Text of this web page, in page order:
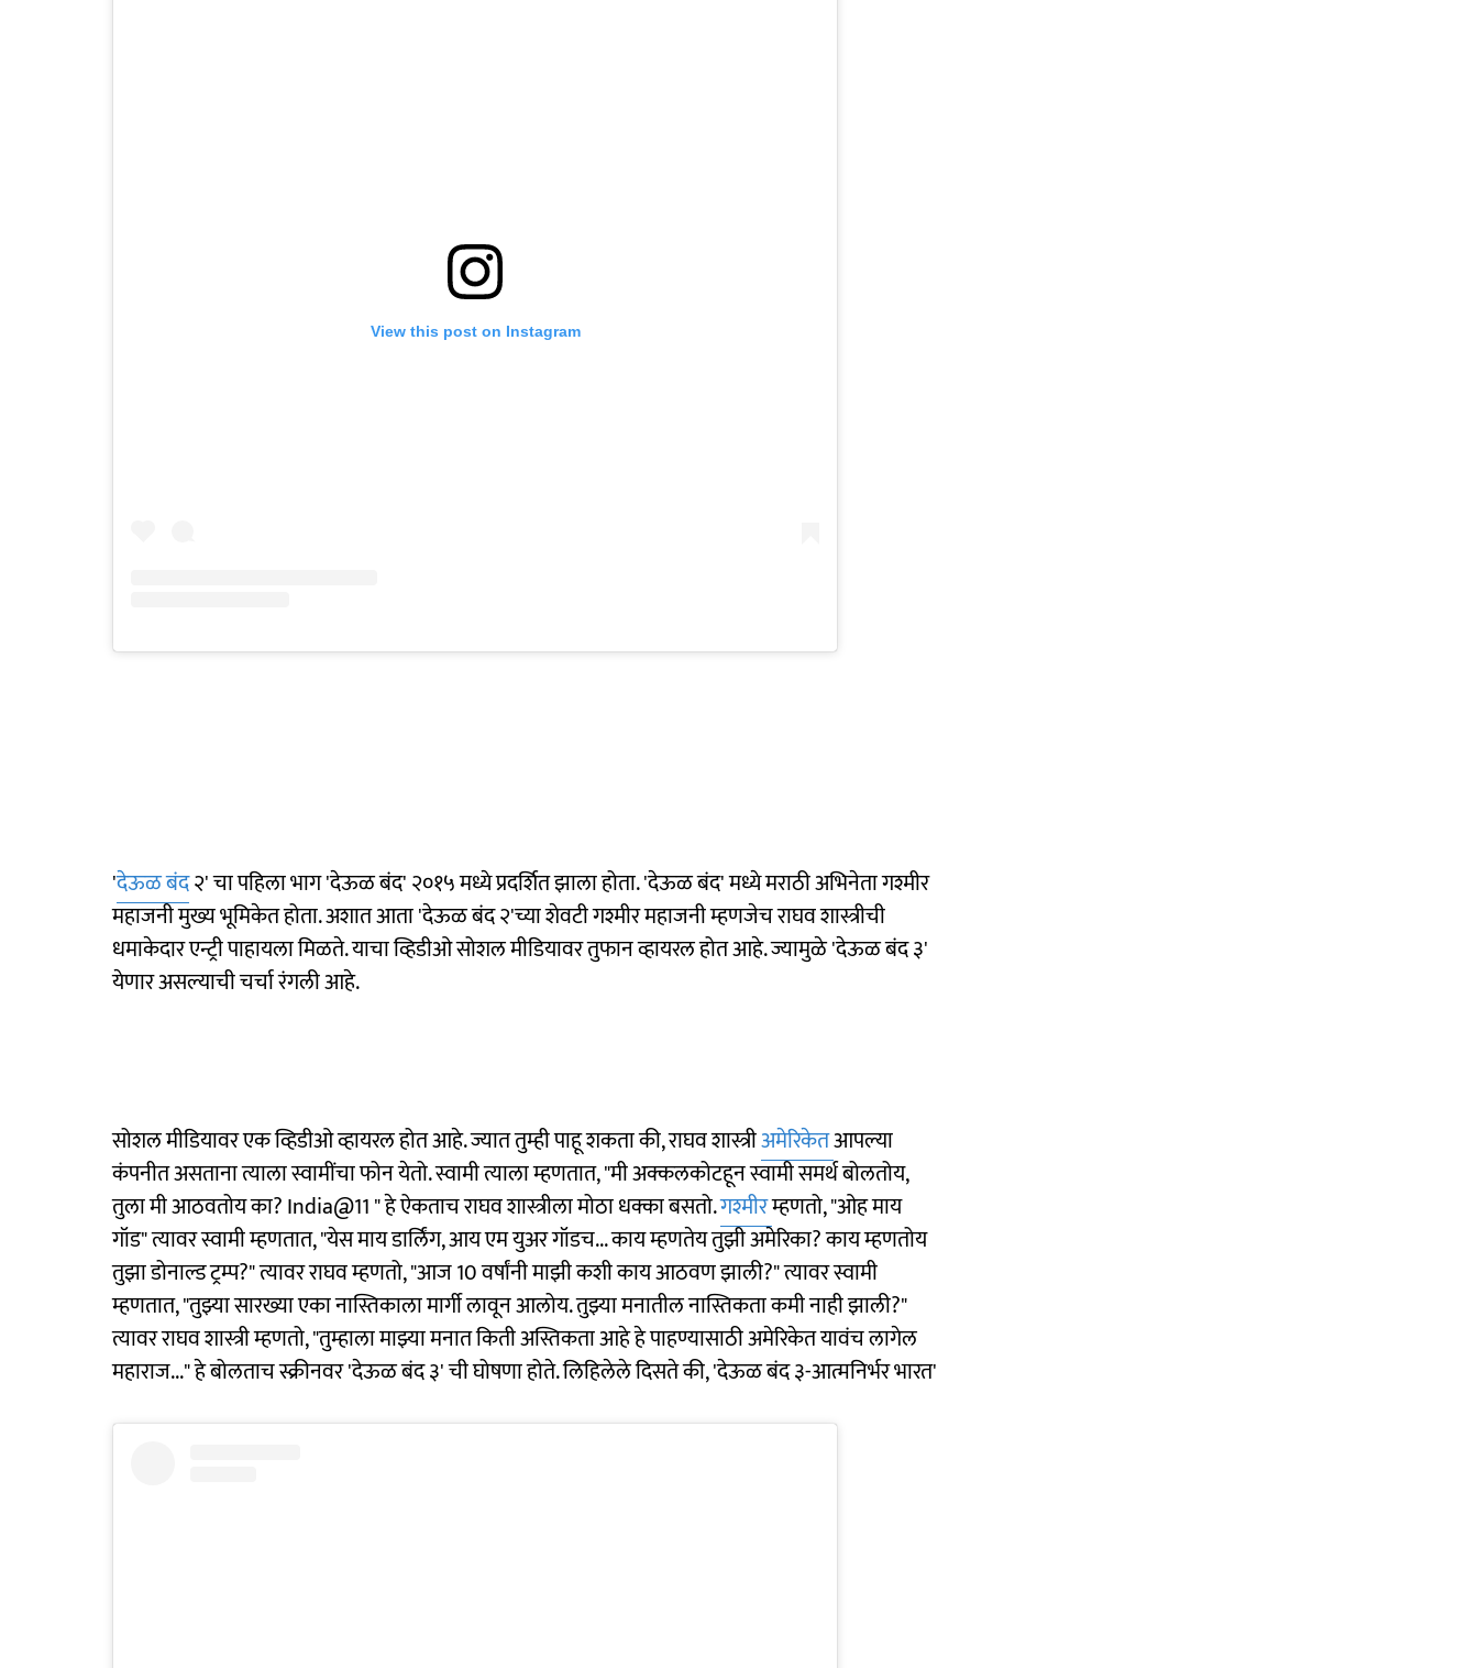
View this post on Instagram
'देऊळ बंद२' चा पहिला भाग 'देऊळ बंद' २०१५ मध्ये प्रदर्शित झाला होता. 'देऊळ बंद' मध्ये मराठी अभिनेता गश्मीर
महाजनी मुख्य भूमिकेत होता. अशात आता 'देऊळ बंद २'च्या शेवटी गश्मीर महाजनी म्हणजेच राघव शास्त्रीची
धमाकेदार एन्ट्री पाहायला मिळते. याचा व्हिडीओ सोशल मीडियावर तुफान व्हायरल होत आहे. ज्यामुळे 'देऊळ बंद ३'
येणार असल्याची चर्चा रंगली आहे.
सोशल मीडियावर एक व्हिडीओ व्हायरल होत आहे. ज्यात तुम्ही पाहू शकता की, राघव शास्त्रीअमेरिकेतआपल्या
कंपनीत असताना त्याला स्वामींचा फोन येतो. स्वामी त्याला म्हणतात, "मी अक्कलकोटहून स्वामी समर्थ बोलतोय,
तुला मी आठवतोय का? India@11 " हे ऐकताच राघव शास्त्रीला मोठा धक्का बसतो.गश्मीरम्हणतो, "ओह माय
गॉड" त्यावर स्वामी म्हणतात, "येस माय डार्लिंग, आय एम युअर गॉडच... काय म्हणतेय तुझी अमेरिका? काय म्हणतोय
तुझा डोनाल्ड ट्रम्प?" त्यावर राघव म्हणतो, "आज 10 वर्षांनी माझी कशी काय आठवण झाली?" त्यावर स्वामी
म्हणतात, "तुझ्या सारख्या एका नास्तिकाला मार्गी लावून आलोय. तुझ्या मनातील नास्तिकता कमी नाही झाली?"
त्यावर राघव शास्त्री म्हणतो, "तुम्हाला माझ्या मनात किती अस्तिकता आहे हे पाहण्यासाठी अमेरिकेत यावंच लागेल
महाराज..." हे बोलताच स्क्रीनवर 'देऊळ बंद ३' ची घोषणा होते. लिहिलेले दिसते की, 'देऊळ बंद ३-आत्मनिर्भर भारत'